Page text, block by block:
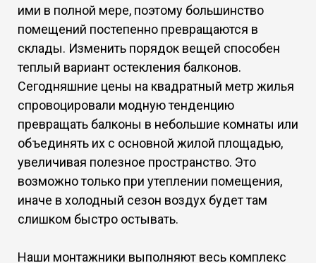
ими в полной мере, поэтому большинство
помещений постепенно превращаются в
склады. Изменить порядок вещей способен
теплый вариант остекления балконов.
Сегодняшние цены на квадратный метр жилья
спровоцировали модную тенденцию
превращать балконы в небольшие комнаты или
объединять их с основной жилой площадью,
увеличивая полезное пространство. Это
возможно только при утеплении помещения,
иначе в холодный сезон воздух будет там
слишком быстро остывать.
Наши монтажники выполняют весь комплекс